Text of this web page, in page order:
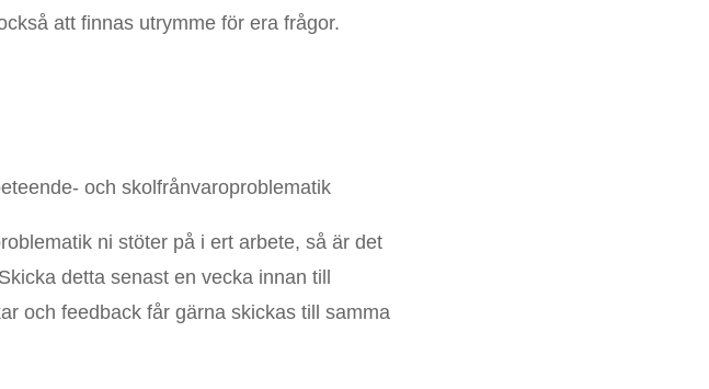
att finnas utrymme för era frågor.
och skolfrånvaroproblematik
ni stöter på i ert arbete, så är det
detta senast en vecka innan till
och feedback får gärna skickas till samma